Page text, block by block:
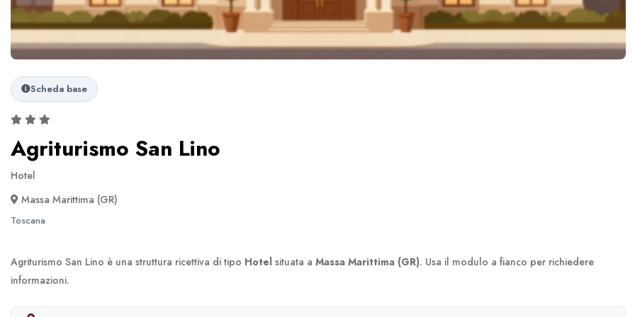
Scheda base
Agriturismo San Lino
Hotel
Massa Marittima (GR)
Toscana
Agriturismo San Lino è una struttura ricettiva di tipo Hotel situata a Massa Marittima (GR). Usa il modulo a fianco per richiedere
informazioni.